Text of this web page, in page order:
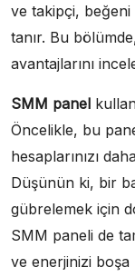
ve takipçi, beğeni
tanır. Bu
avantajlarını
SMM panel
Öncelikle, bu
hesaplarınızı
Düşünün ki, bir
gübrelemek için
SMM paneli de
ve enerjinizi